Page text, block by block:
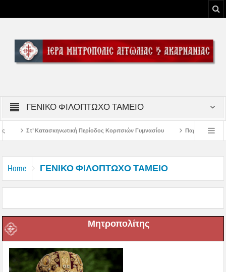
ΓΕΝΙΚΟ ΦΙΛΟΠΤΩΧΟ ΤΑΜΕΙΟ
Περίοδος Κοριτσιών Γυμνασίου Παρακλήσεις πρώτης εβδομάδος
Home ΓΕΝΙΚΟ ΦΙΛΟΠΤΩΧΟ ΤΑΜΕΙΟ
Μητροπολίτης